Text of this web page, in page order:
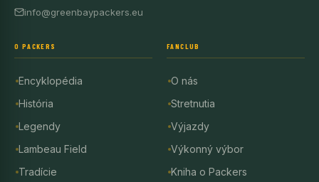
info@greenbaypackers.eu
O PACKERS
Encyklopédia
História
Legendy
Lambeau Field
Tradície
FANCLUB
O nás
Stretnutia
Výjazdy
Výkonný výbor
Kniha o Packers